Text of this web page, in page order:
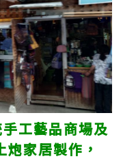
工藝品商場及
家居製作，